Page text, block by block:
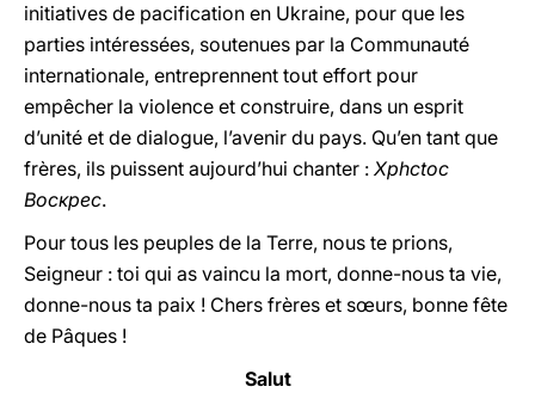
initiatives de pacification en Ukraine, pour que les
parties intéressées, soutenues par la Communauté
internationale, entreprennent tout effort pour
empêcher la violence et construire, dans un esprit
d’unité et de dialogue, l’avenir du pays. Qu’en tant que
frères, ils puissent aujourd’hui chanter : Xphctoc
Bocĸpec.
Pour tous les peuples de la Terre, nous te prions,
Seigneur : toi qui as vaincu la mort, donne-nous ta vie,
donne-nous ta paix ! Chers frères et sœurs, bonne fête
de Pâques !
Salut